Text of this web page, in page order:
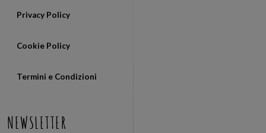
Privacy Policy
Cookie Policy
Termini e Condizioni
NEWSLETTER